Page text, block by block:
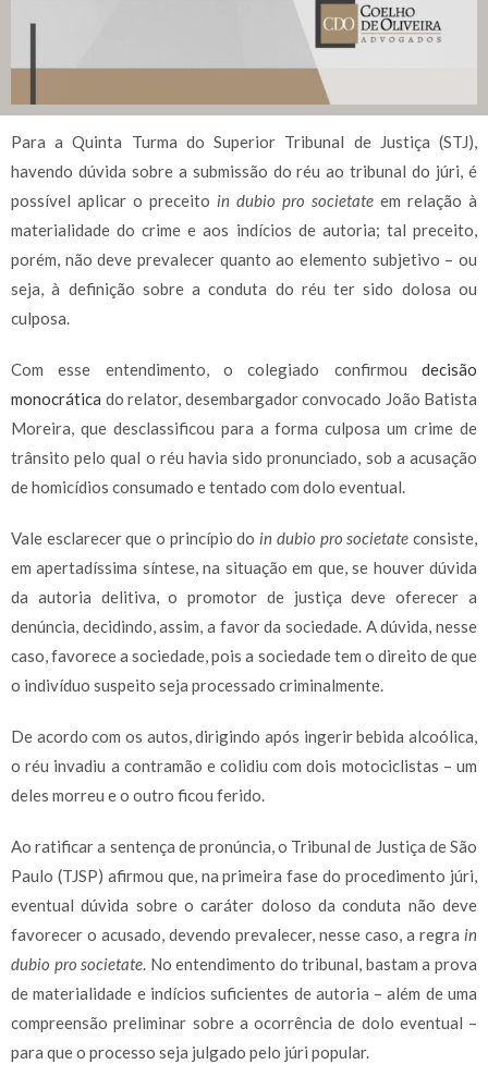
Para a Quinta Turma do Superior Tribunal de Justiça (STJ),
havendo dúvida sobre a submissão do réu ao tribunal do júri, é
possível aplicar o preceito in dubio pro societate em relação à
materialidade do crime e aos indícios de autoria; tal preceito,
porém, não deve prevalecer quanto ao elemento subjetivo – ou
seja, à definição sobre a conduta do réu ter sido dolosa ou
culposa.
Com esse entendimento, o colegiado confirmou decisão
monocrática do relator, desembargador convocado João Batista
Moreira, que desclassificou para a forma culposa um crime de
trânsito pelo qual o réu havia sido pronunciado, sob a acusação
de homicídios consumado e tentado com dolo eventual.
Vale esclarecer que o princípio do in dubio pro societate consiste,
em apertadíssima síntese, na situação em que, se houver dúvida
da autoria delitiva, o promotor de justiça deve oferecer a
denúncia, decidindo, assim, a favor da sociedade. A dúvida, nesse
caso, favorece a sociedade, pois a sociedade tem o direito de que
o indivíduo suspeito seja processado criminalmente.
De acordo com os autos, dirigindo após ingerir bebida alcoólica,
o réu invadiu a contramão e colidiu com dois motociclistas – um
deles morreu e o outro ficou ferido.
Ao ratificar a sentença de pronúncia, o Tribunal de Justiça de São
Paulo (TJSP) afirmou que, na primeira fase do procedimento júri,
eventual dúvida sobre o caráter doloso da conduta não deve
favorecer o acusado, devendo prevalecer, nesse caso, a regra in
dubio pro societate. No entendimento do tribunal, bastam a prova
de materialidade e indícios suficientes de autoria – além de uma
compreensão preliminar sobre a ocorrência de dolo eventual –
para que o processo seja julgado pelo júri popular.